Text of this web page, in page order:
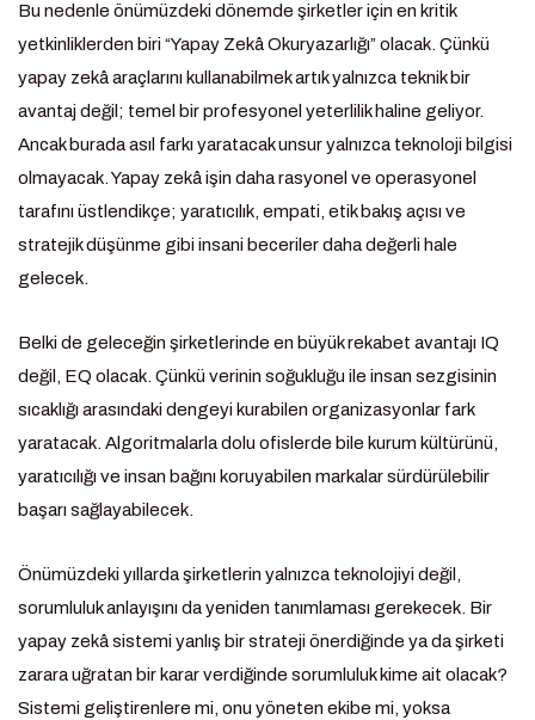
Bu nedenle önümüzdeki dönemde şirketler için en kritik
yetkinliklerden biri “Yapay Zekâ Okuryazarlığı” olacak. Çünkü
yapay zekâ araçlarını kullanabilmek artık yalnızca teknik bir
avantaj değil; temel bir profesyonel yeterlilik haline geliyor.
Ancak burada asıl farkı yaratacak unsur yalnızca teknoloji bilgisi
olmayacak. Yapay zekâ işin daha rasyonel ve operasyonel
tarafını üstlendikçe; yaratıcılık, empati, etik bakış açısı ve
stratejik düşünme gibi insani beceriler daha değerli hale
gelecek.
Belki de geleceğin şirketlerinde en büyük rekabet avantajı IQ
değil, EQ olacak. Çünkü verinin soğukluğu ile insan sezgisinin
sıcaklığı arasındaki dengeyi kurabilen organizasyonlar fark
yaratacak. Algoritmalarla dolu ofislerde bile kurum kültürünü,
yaratıcılığı ve insan bağını koruyabilen markalar sürdürülebilir
başarı sağlayabilecek.
Önümüzdeki yıllarda şirketlerin yalnızca teknolojiyi değil,
sorumluluk anlayışını da yeniden tanımlaması gerekecek. Bir
yapay zekâ sistemi yanlış bir strateji önerdiğinde ya da şirketi
zarara uğratan bir karar verdiğinde sorumluluk kime ait olacak?
Sistemi geliştirenlere mi, onu yöneten ekibe mi, yoksa